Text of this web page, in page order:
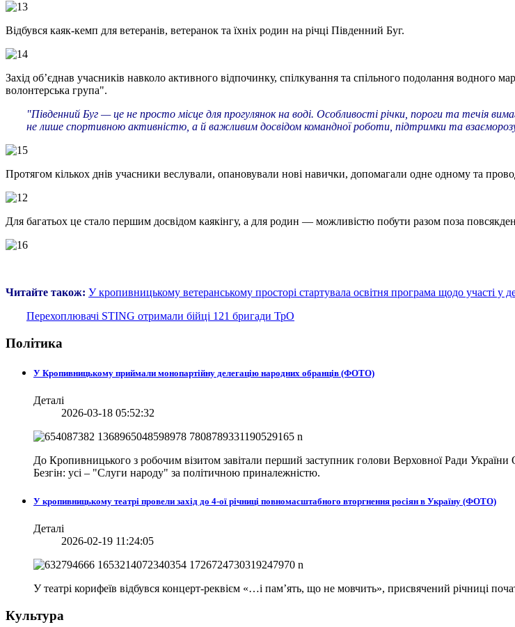
Відбувся каяк-кемп для ветеранів, ветеранок та їхніх родин на річці Південний Буг.
Захід об’єднав учасників навколо активного відпочинку, спілкування та спільного подолання
волонтерська група".
"Південний Буг — це не просто місце для прогулянок на воді. Особливості річки, пороги та течія
не лише спортивною активністю, а й важливим досвідом командної роботи, підтримки та
Протягом кількох днів учасники веслували, опановували нові навички, допомагали одне одному та
Для багатьох це стало першим досвідом каякінгу, а для родин — можливістю побути разом поза
Читайте також: У кропивницькому ветеранському просторі стартувала освітня програма щодо участі у
Перехоплювачі STING отримали бійці 121 бригади ТрО
Політика
У Кропивницькому приймали монопартійну делегацію народних обранців (ФОТО)
Деталі
2026-03-18 05:52:32
До Кропивницького з робочим візитом завітали перший заступник голови Верховної Ради
Безгін: усі – "Слуги народу" за політичною приналежністю.
У кропивницькому театрі провели захід до 4-ої річниці повномасштабного вторгнення росіян в Україну (ФОТО)
Деталі
2026-02-19 11:24:05
У театрі корифеїв відбувся концерт-реквієм «…і пам’ять, що не мовчить», присвячений річниці
Культура